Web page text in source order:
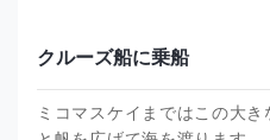
クルーズ船に乗船
ミコマスケイまではこの大